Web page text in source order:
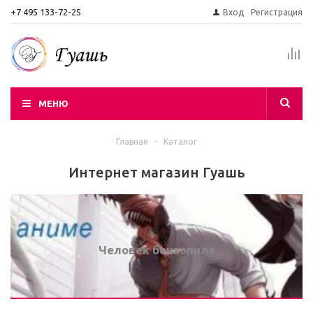
+7 495 133-72-25 Вход Регистрация
МЕНЮ
Главная - Каталог
Интернет магазин Гуашь
Человек бензопила